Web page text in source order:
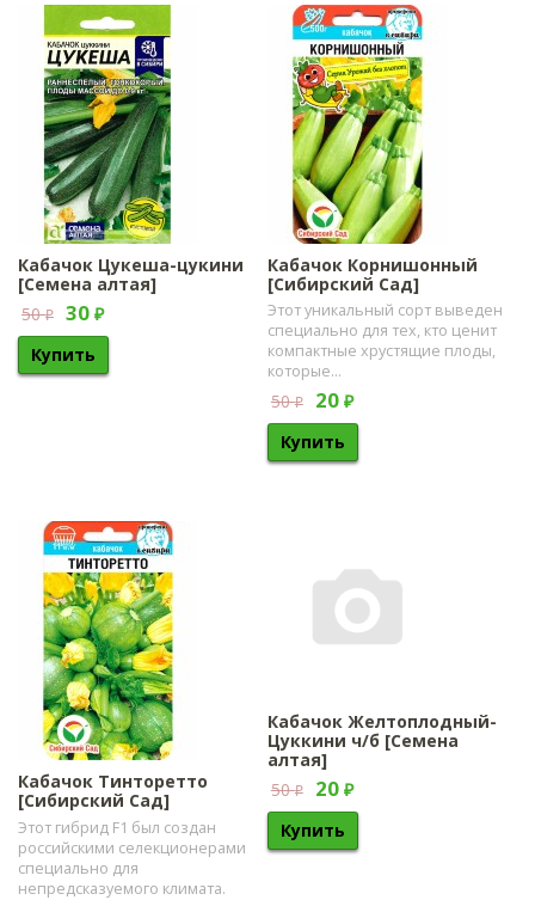
Кабачок Цукеша-цукини
[Семена алтая]
50₽ 30 ₽
Кабачок Корнишонный
[Сибирский Сад]
Этот уникальный сорт выведен
специально для тех, кто ценит
компактные хрустящие плоды,
которые...
50₽ 20 ₽
Кабачок Тинторетто
[Сибирский Сад]
Этот гибрид F1 был создан
российскими селекционерами
специально для
непредсказуемого климата.
Кабачок Желтоплодный-
Цуккини ч/б [Семена
алтая]
50₽ 20 ₽